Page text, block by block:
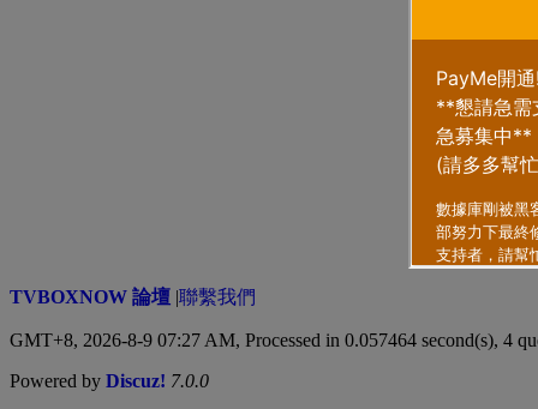
TVBOXNOW 論壇 |聯繫我們
GMT+8, 2026-8-9 07:27 AM, Processed in 0.057464 second(s), 4
Powered by Discuz! 7.0.0